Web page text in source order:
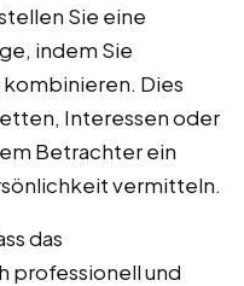
Sie eine
indem Sie
Dies
Interessen oder
Betrachter ein
vermitteln.
das
professionell und